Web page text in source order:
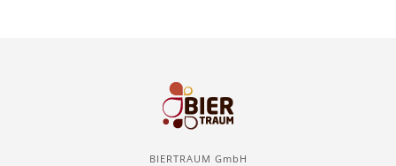
BIERTRAUM GmbH